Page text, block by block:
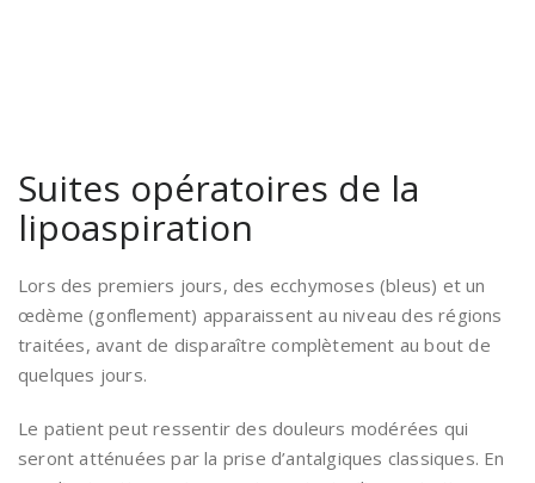
Suites opératoires de la
lipoaspiration
Lors des premiers jours, des ecchymoses (bleus) et un
œdème (gonflement) apparaissent au niveau des régions
traitées, avant de disparaître complètement au bout de
quelques jours.
Le patient peut ressentir des douleurs modérées qui
seront atténuées par la prise d’antalgiques classiques. En